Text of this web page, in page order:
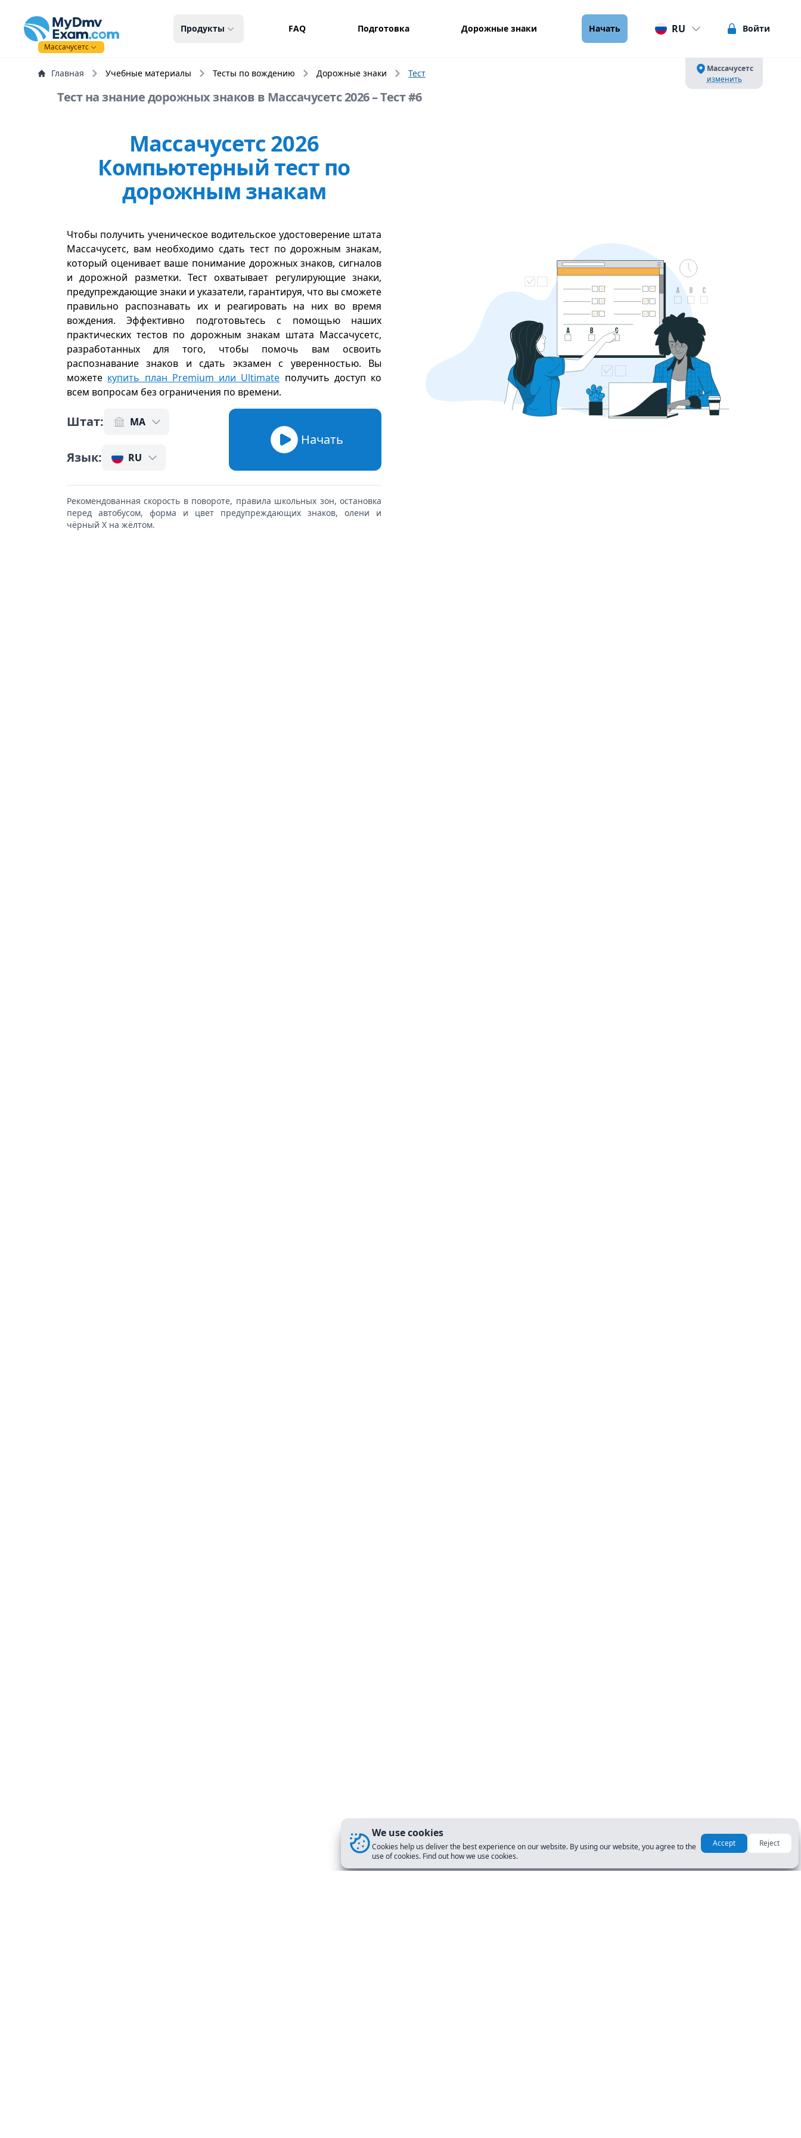
mydmvexam.com
Массачусетс
Продукты FAQ Подготовка Дорожные знаки Начать RU Войти
Главная Учебные материалы Тесты по вождению Дорожные знаки Тест
Массачусетс
изменить
Тест на знание дорожных знаков в Массачусетс 2026 – Тест #6
Массачусетс 2026
Компьютерный тест по
дорожным знакам
Чтобы получить ученическое водительское удостоверение штата
Массачусетс, вам необходимо сдать тест по дорожным знакам,
который оценивает ваше понимание дорожных знаков, сигналов
и дорожной разметки. Тест охватывает регулирующие знаки,
предупреждающие знаки и указатели, гарантируя, что вы сможете
правильно распознавать их и реагировать на них во время
вождения. Эффективно подготовьтесь с помощью наших
практических тестов по дорожным знакам штата Массачусетс,
разработанных для того, чтобы помочь вам освоить
распознавание знаков и сдать экзамен с уверенностью. Вы
можете купить план Premium или Ultimate получить доступ ко
всем вопросам без ограничения по времени.
Штат: MA
Язык: RU
Начать
Рекомендованная скорость в повороте, правила школьных зон, остановка
перед автобусом, форма и цвет предупреждающих знаков, олени и
чёрный X на жёлтом.
We use cookies
Cookies help us deliver the best experience on our website. By using our website, you agree to the
use of cookies. Find out how we use cookies.
Accept Reject